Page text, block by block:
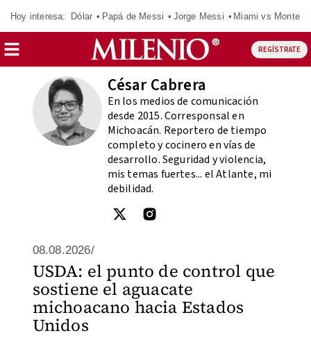
Hoy interesa: Dólar Papá de Messi Jorge Messi Miami vs
REGÍSTRATE
César Cabrera
En los medios de comunicación
desde 2015. Corresponsal en
Michoacán. Reportero de tiempo
completo y cocinero en vías de
desarrollo. Seguridad y violencia,
mis temas fuertes... el Atlante, mi
debilidad.
08.08.2026/
USDA: el punto de control que
sostiene el aguacate
michoacano hacia Estados
Unidos